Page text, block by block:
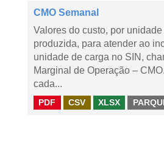
CMO Semanal
Valores do custo, por
produzida, para atender ao
unidade de carga no SIN,
Marginal de Operação –
cada...
PDF CSV XLSX